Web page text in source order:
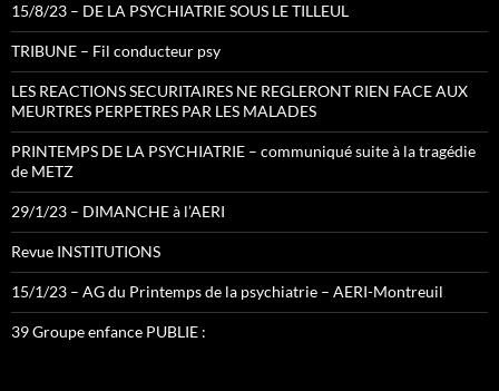
15/8/23 – DE LA PSYCHIATRIE SOUS LE TILLEUL
TRIBUNE – Fil conducteur psy
LES REACTIONS SECURITAIRES NE REGLERONT RIEN FACE AUX
MEURTRES PERPETRES PAR LES MALADES
PRINTEMPS DE LA PSYCHIATRIE – communiqué suite à la tragédie
de METZ
29/1/23 – DIMANCHE à l’AERI
Revue INSTITUTIONS
15/1/23 – AG du Printemps de la psychiatrie – AERI-Montreuil
39 Groupe enfance PUBLIE :